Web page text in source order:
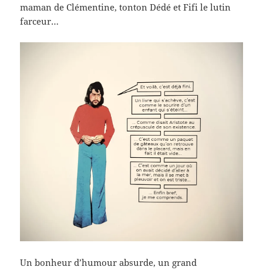
maman de Clémentine, tonton Dédé et Fifi le lutin
farceur…
Un bonheur d’humour absurde, un grand